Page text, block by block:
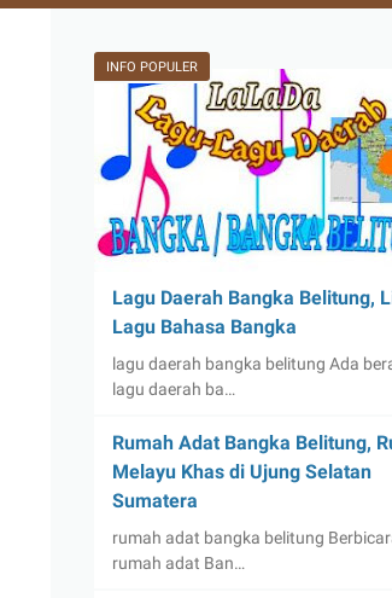
INFO POPULER
Lagu Daerah Bangka Belitung,
Lagu Bahasa Bangka
lagu daerah bangka belitung Ada
lagu daerah ba…
Rumah Adat Bangka Belitung,
Melayu Khas di Ujung Selatan
Sumatera
rumah adat bangka belitung
rumah adat Ban…